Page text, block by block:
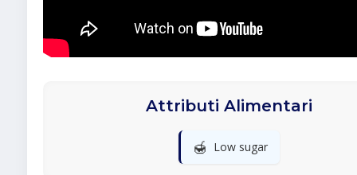
Attributi Alimentari
🍯 Low sugar